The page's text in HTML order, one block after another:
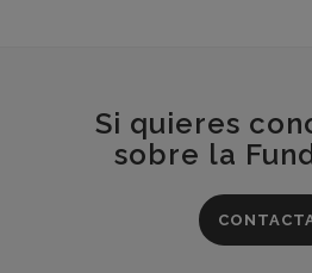
Si quieres
sobre la